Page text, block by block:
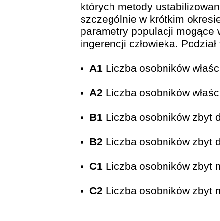
których metody
szczególnie w krótkim
parametry populacji mogące
ingerencji człowieka.
A1 Liczba osobników
A2 Liczba osobników
B1 Liczba osobników zbyt
B2 Liczba osobników zbyt
C1 Liczba osobników zbyt
C2 Liczba osobników zbyt